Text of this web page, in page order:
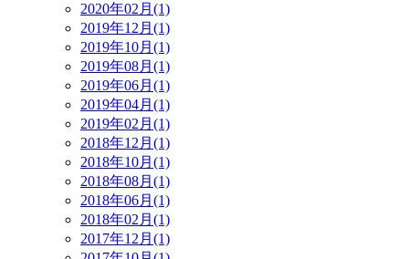
2020年02月(1)
2019年12月(1)
2019年10月(1)
2019年08月(1)
2019年06月(1)
2019年04月(1)
2019年02月(1)
2018年12月(1)
2018年10月(1)
2018年08月(1)
2018年06月(1)
2018年02月(1)
2017年12月(1)